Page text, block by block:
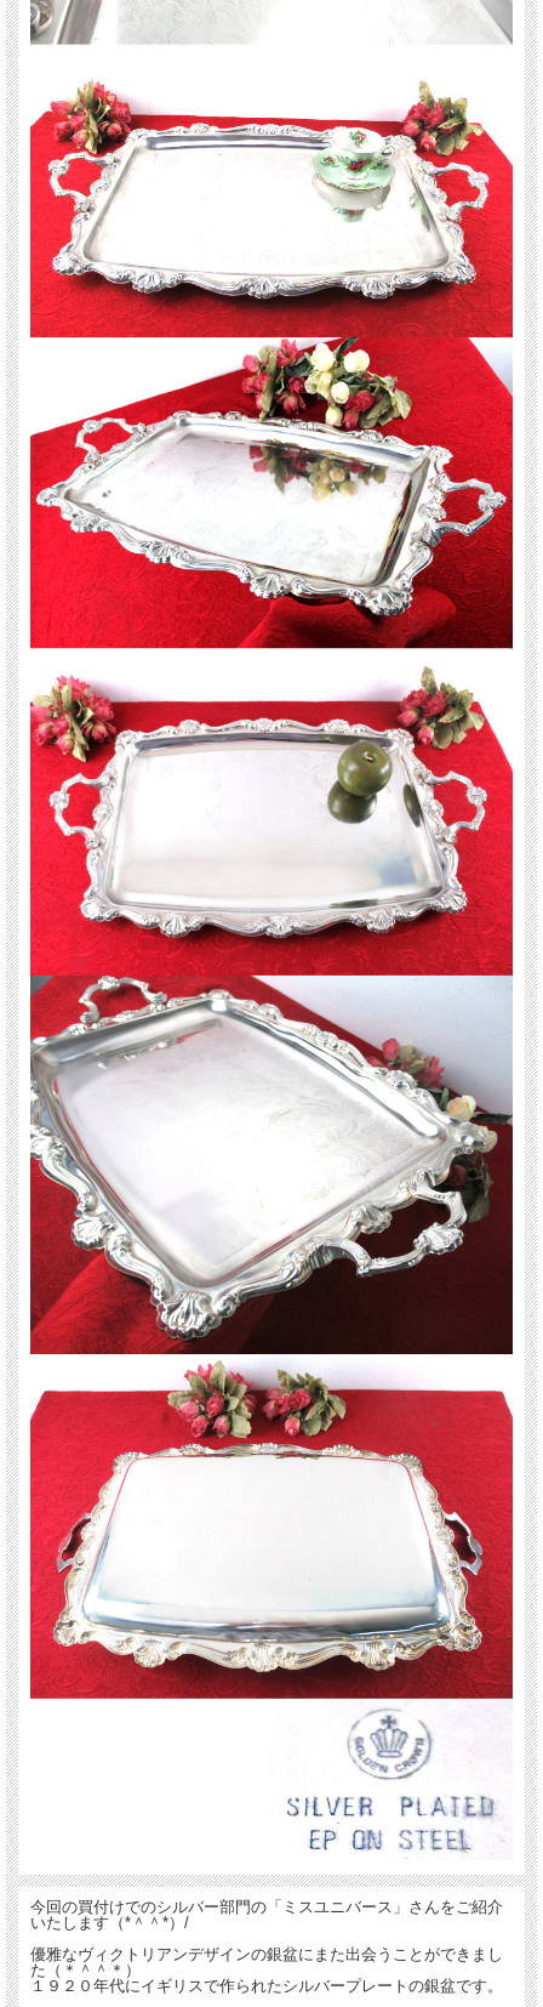
今回の買付けでのシルバー部門の「ミスユニバース」さんをご紹介
いたします（*＾＾*）/
優雅なヴィクトリアンデザインの銀盆にまた出会うことができまし
た（＊＾＾＊）
１９２０年代にイギリスで作られたシルバープレートの銀盆です。